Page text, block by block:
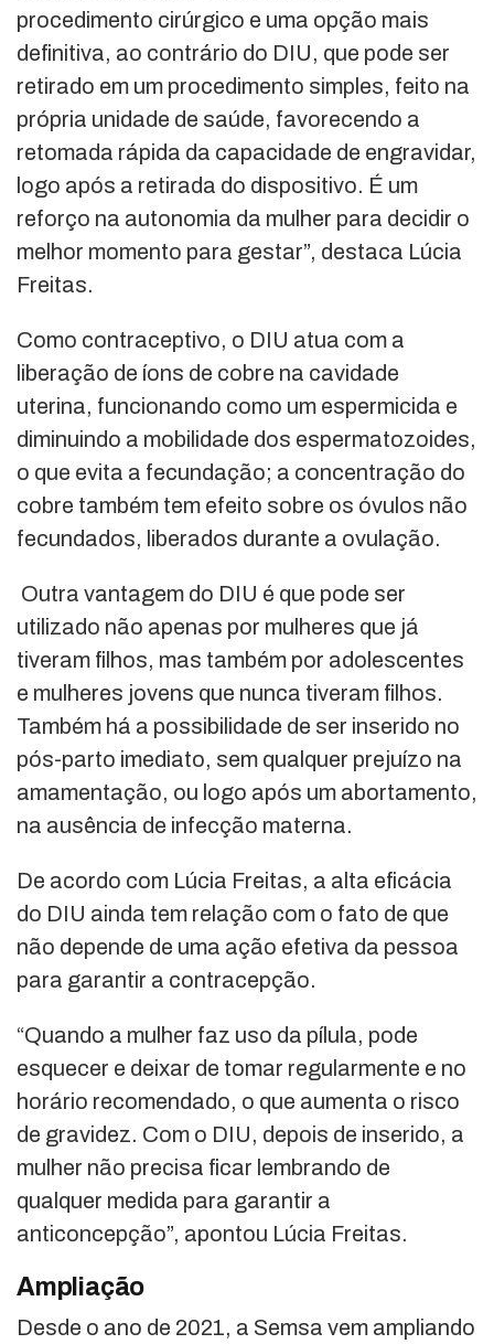
procedimento cirúrgico e uma opção mais
definitiva, ao contrário do DIU, que pode ser
retirado em um procedimento simples, feito na
própria unidade de saúde, favorecendo a
retomada rápida da capacidade de engravidar,
logo após a retirada do dispositivo. É um
reforço na autonomia da mulher para decidir o
melhor momento para gestar”, destaca Lúcia
Freitas.
Como contraceptivo, o DIU atua com a
liberação de íons de cobre na cavidade
uterina, funcionando como um espermicida e
diminuindo a mobilidade dos espermatozoides,
o que evita a fecundação; a concentração do
cobre também tem efeito sobre os óvulos não
fecundados, liberados durante a ovulação.
Outra vantagem do DIU é que pode ser
utilizado não apenas por mulheres que já
tiveram filhos, mas também por adolescentes
e mulheres jovens que nunca tiveram filhos.
Também há a possibilidade de ser inserido no
pós-parto imediato, sem qualquer prejuízo na
amamentação, ou logo após um abortamento,
na ausência de infecção materna.
De acordo com Lúcia Freitas, a alta eficácia
do DIU ainda tem relação com o fato de que
não depende de uma ação efetiva da pessoa
para garantir a contracepção.
“Quando a mulher faz uso da pílula, pode
esquecer e deixar de tomar regularmente e no
horário recomendado, o que aumenta o risco
de gravidez. Com o DIU, depois de inserido, a
mulher não precisa ficar lembrando de
qualquer medida para garantir a
anticoncepção”, apontou Lúcia Freitas.
Ampliação
Desde o ano de 2021, a Semsa vem ampliando